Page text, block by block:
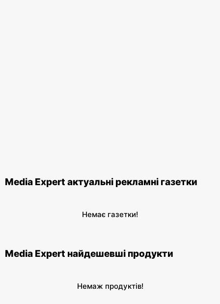
Media Expert актуальні рекламні газетки
Немає газетки!
Media Expert найдешевші продукти
Немаж продуктів!